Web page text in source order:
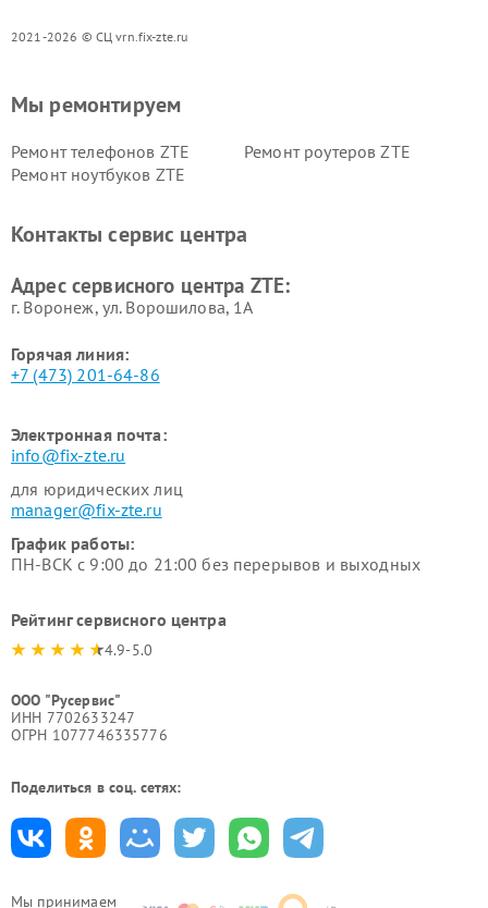
2021-2026 © СЦ vrn.fix-zte.ru
Мы принимаем
Мы ремонтируем
Ремонт телефонов ZTE
Ремонт роутеров ZTE
Ремонт ноутбуков ZTE
Контакты сервис центра
Адрес сервисного центра ZTE:
г. Воронеж, ул. Ворошилова, 1А
Горячая линия:
+7 (473) 201-64-86
Электронная почта:
info@fix-zte.ru
для юридических лиц
manager@fix-zte.ru
График работы:
ПН-ВСК с 9:00 до 21:00 без перерывов и выходных
Рейтинг сервисного центра
4.9-5.0
ООО "Русервис"
ИНН 7702633247
ОГРН 1077746335776
Поделиться в соц. сетях: